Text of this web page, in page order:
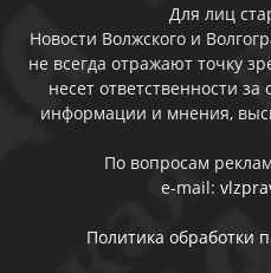
Для лиц
Новости Волжского и
не всегда отражают точку
несет ответственности
информации и мнения,
По вопросам
e-mail:
Политика обработки